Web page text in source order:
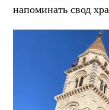
напоминать свод